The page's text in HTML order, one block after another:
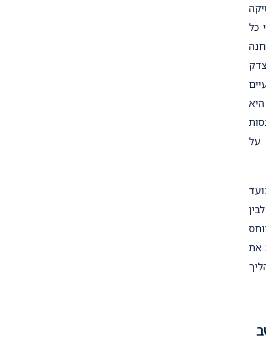
כל
על
את